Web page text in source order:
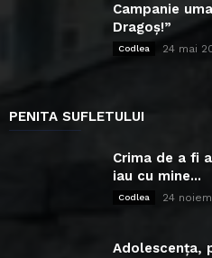
Campanie
Dragoș!”
Codlea 24 mai
PENITA SUFLETULUI
Crima de a fi
iau cu mine...
Codlea 24
Adolescența,